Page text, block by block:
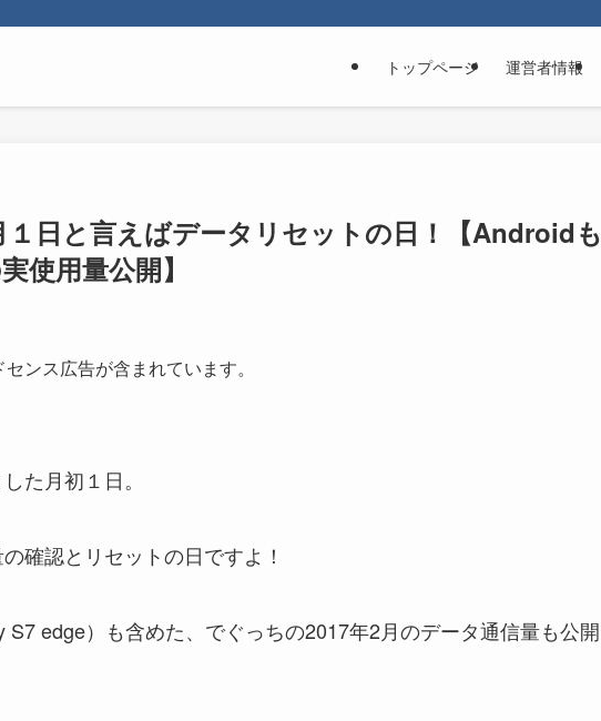
トップページ 運営者情報
１日と言えばデータリセットの日！【Androidも
使用量公開】
ンス広告が含まれています。
た月初１日。
確認とリセットの日ですよ！
edge）も含めた、でぐっちの2017年2月のデータ通信量も公開